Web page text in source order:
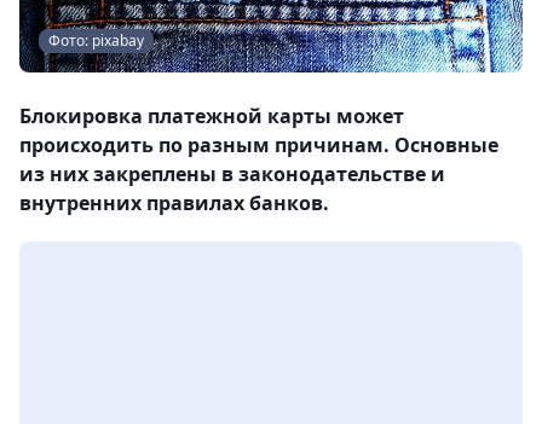
Фото: pixabay
Блокировка платежной карты может
происходить по разным причинам. Основные
из них закреплены в законодательстве и
внутренних правилах банков.